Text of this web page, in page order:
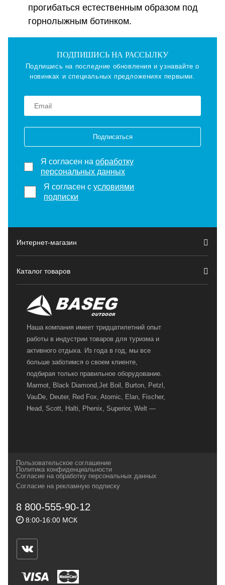
прогибаться естественным образом под
горнолыжным ботинком.
ПОДПИШИСЬ НА РАССЫЛКУ
Подпишись на последние обновления и узнавайте о
новинках и специальных предложениях первыми.
Подписаться
Я согласен на обработку
персональных данных
Я согласен сусловиями
подписки
Интернет-магазин
Каталог товаров
Наша компания имеет тридцатилетний опыт
работы в индустрии товаров для туризма и
активного отдыха. Из года в год, мы все
больше заботимся о своем клиенте,
подбирая только правильное оборудование.
Marmot, Black Diamond,Jet Boil, Burton, Petzl,
VauDe, Deuter, Red Fox, Atomic, Elan, Fischer,
Head, Scott, Halti, Phenix, Superior, Welt —
и взыскательных путешественников,
спортсменов и отдыхающих.
Геннадьевич
ИНН 590300057023 ОГРН 304590319000121
ул.Советская, 25, магазин Басег.
Тел./факс (342) 2101242
Пользовательское соглашение
Политика конфиденциальности
Согласие на обработку персональных данных
Согласие на рекламную подписку
8 800-555-90-12
8:00-16:00 МСК